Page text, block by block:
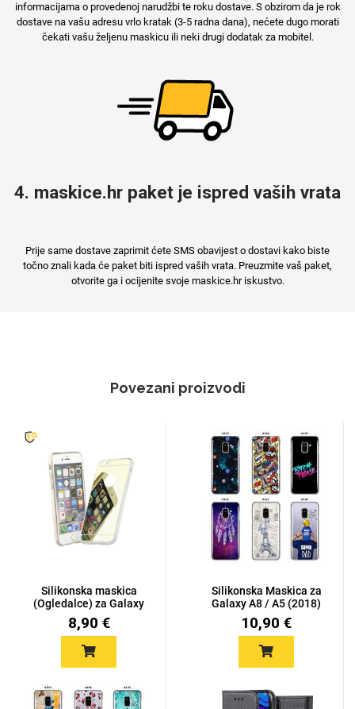
informacijama o provedenoj narudžbi te roku dostave. S obzirom da je rok
dostave na vašu adresu vrlo kratak (3-5 radna dana), nećete dugo morati
čekati vašu željenu maskicu ili neki drugi dodatak za mobitel.
4. maskice.hr paket je ispred vaših vrata
Prije same dostave zaprimit ćete SMS obavijest o dostavi kako biste
točno znali kada će paket biti ispred vaših vrata. Preuzmite vaš paket,
otvorite ga i ocijenite svoje maskice.hr iskustvo.
Povezani proizvodi
Silikonska maskica
(Ogledalce) za Galaxy
A8 /...
8,90 €
Silikonska Maskica za
Galaxy A8 / A5 (2018)
-...
10,90 €